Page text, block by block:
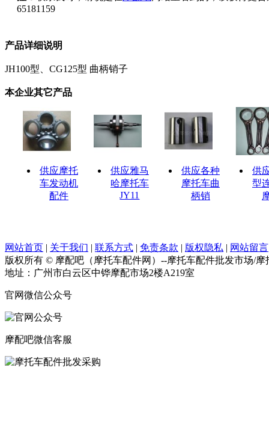
65181159
产品详细说明
JH100型、CG125型 曲柄销子
本企业其它产品
供应摩托
车发动机
配件
供应雅马
哈摩托车
JY11
供应各种
摩托车曲
柄销
供
型
网站首页 | 关于我们 | 联系方式 | 免责条款 | 版权隐私 | 网站留言
版权所有 © 摩配吧（摩托车配件网）--摩托车配件批发市场/摩
地址：广州市白云区中铧摩配市场2楼A219室
官网微信公众号
摩配吧微信客服